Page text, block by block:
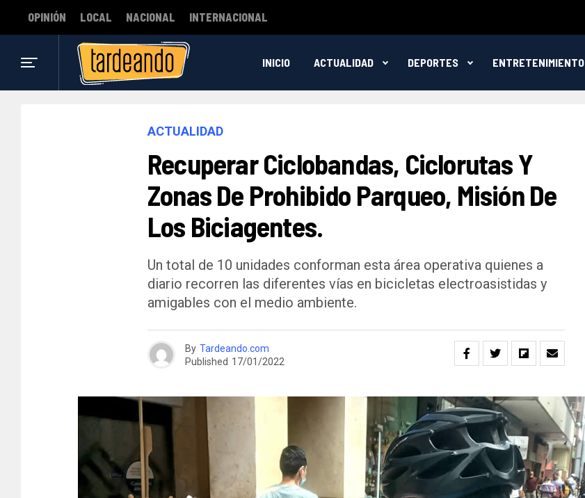
OPINIÓN LOCAL NACIONAL INTERNACIONAL
INICIO ACTUALIDAD DEPORTES ENTRETENIMIENTO
ACTUALIDAD
Recuperar Ciclobandas, Ciclorutas Y
Zonas De Prohibido Parqueo, Misión De
Los Biciagentes.
Un total de 10 unidades conforman esta área operativa quienes a
diario recorren las diferentes vías en bicicletas electroasistidas y
amigables con el medio ambiente.
By Tardeando.com
Published 17/01/2022